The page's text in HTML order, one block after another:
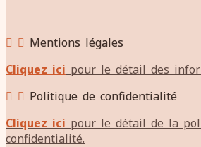
Mentions légales
Cliquez ici pour le détail des
Politique de confidentialité
Cliquez ici pour le détail de la
confidentialité.